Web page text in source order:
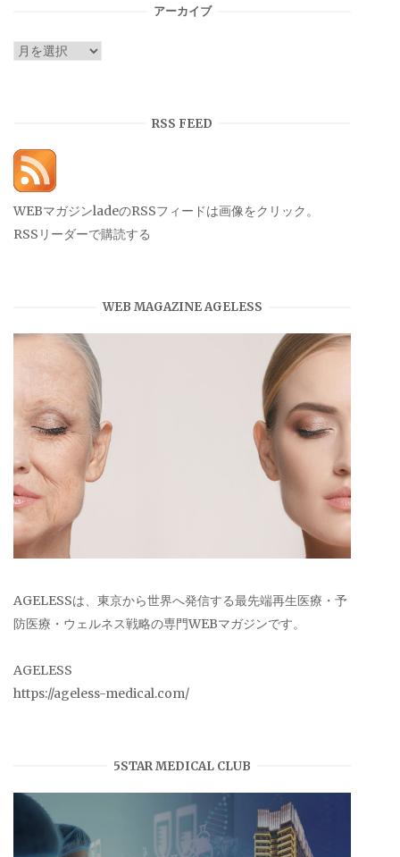
アーカイブ
ア
RSS FEED
WEBマガジンladeのRSSフィードは画像をクリック。
RSSリーダーで購読する
WEB MAGAZINE AGELESS
AGELESSは、東京から世界へ発信する最先端再生医療・予
防医療・ウェルネス戦略の専門WEBマガジンです。
AGELESS
https://ageless-medical.com/
5STAR MEDICAL CLUB